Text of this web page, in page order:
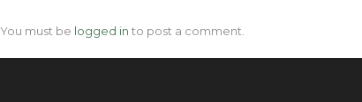
You must be logged in to post a comment.